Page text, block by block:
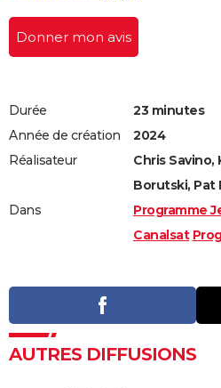
S'inscrire
Se connecter
Lycées
Collèges
Primaires
Universités
Entreprises
Service militaire
Avis de recherche
AVIS DE DÉCÈS
FORUM
Donner mon avis
Durée
23 minutes
Année de création
2024
Réalisateur
Chris Savino,
Borutski, Pat
Dans
Programme
Canalsat
AUTRES DIFFUSIONS